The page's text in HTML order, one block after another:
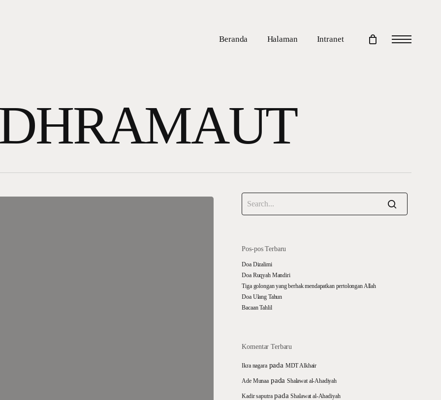
Beranda Halaman Intranet Menu
Pos-pos Terbaru
Doa Dizalimi
Doa Ruqyah Mandiri
Tiga golongan yang berhak mendapatkan pertolongan Allah
Doa Ulang Tahun
Bacaan Tahlil
Komentar Terbaru
Ikra nagarapada MDT Alkhair
Ade Munaa padaShalawat al-Ahadiyah
Kadir saputrapadaShalawat al-Ahadiyah